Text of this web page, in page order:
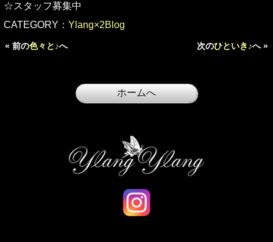
☆スタッフ募集中
CATEGORY： Ylang×2Blog
« 前の色々と♪へ 次のひといき♪へ »